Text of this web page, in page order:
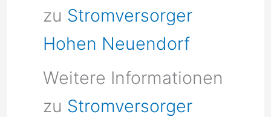
zu Stromversorger
Hohen Neuendorf
Weitere Informationen
zu Stromversorger